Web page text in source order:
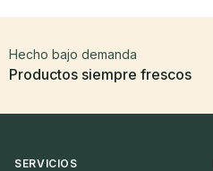
Productos siempre frescos
Hecho bajo demanda
SERVICIOS